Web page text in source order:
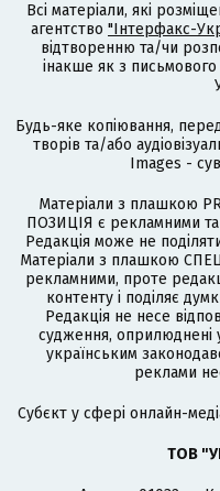
Всі матеріали, які
агентство "Інтерфакс-
відтворенню та/чи
інакше як з
Будь-яке копіювання,
творів та/або
Images -
Матеріали з плашкою
ПОЗИЦІЯ є рекламними та
Редакція може не
Матеріали з плашкою
рекламними, проте
контенту і поділяє
Редакція не несе
судження, оприлюднені
українським
реклами
Cубєкт у сфері онлайн-
ТОВ